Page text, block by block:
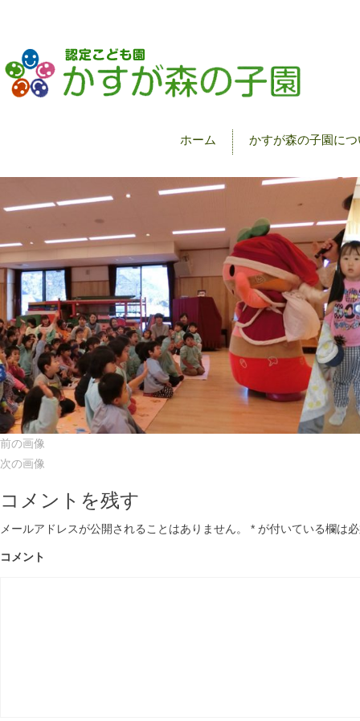
ホーム かすが森の子園に
前の画像
次の画像
コメントを残す
メールアドレスが公開されることはありません。 * が付いている欄は
コメント